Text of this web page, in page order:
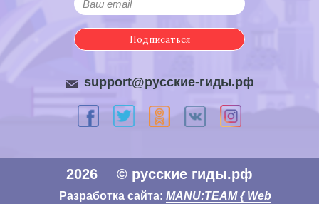
Подписаться
support@русские-гиды.рф
Разработка сайта: MANU:TEAM { Web
2026 © русские гиды.рф